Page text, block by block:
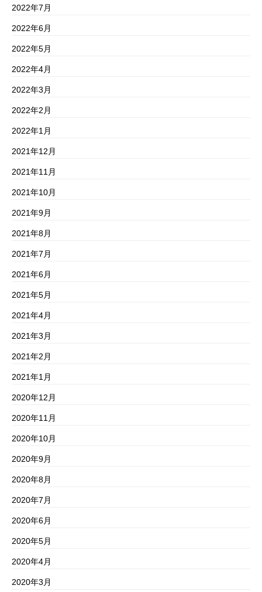
2022年7月
2022年6月
2022年5月
2022年4月
2022年3月
2022年2月
2022年1月
2021年12月
2021年11月
2021年10月
2021年9月
2021年8月
2021年7月
2021年6月
2021年5月
2021年4月
2021年3月
2021年2月
2021年1月
2020年12月
2020年11月
2020年10月
2020年9月
2020年8月
2020年7月
2020年6月
2020年5月
2020年4月
2020年3月